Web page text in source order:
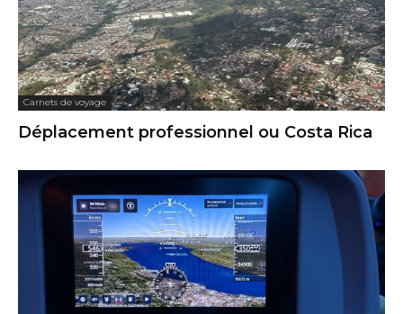
Carnets de voyage
Déplacement professionnel ou Costa Rica